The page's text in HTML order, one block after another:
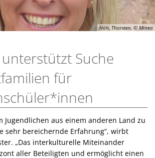
Höh, Thorsten, © Mineo
Suche
für
Jugendlichen aus einem anderen Land zu
sehr bereichernde Erfahrung“, wirbt
„Das interkulturelle Miteinander
aller Beteiligten und ermöglicht einen